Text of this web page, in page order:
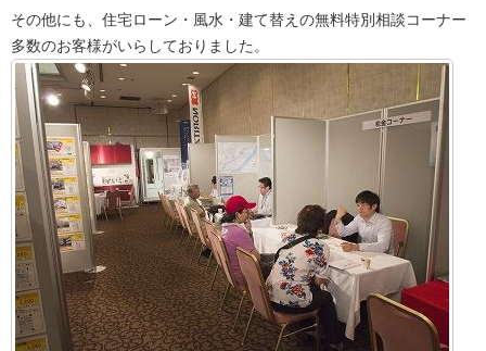
その他にも、住宅ローン・風水・建て替えの無料特別相談コーナー
多数のお客様がいらしておりました。